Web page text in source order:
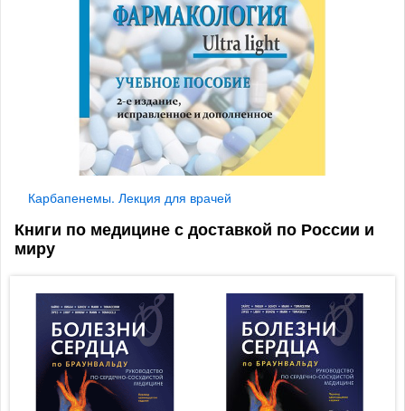
Карбапенемы. Лекция для врачей
Книги по медицине с доставкой по России и
миру